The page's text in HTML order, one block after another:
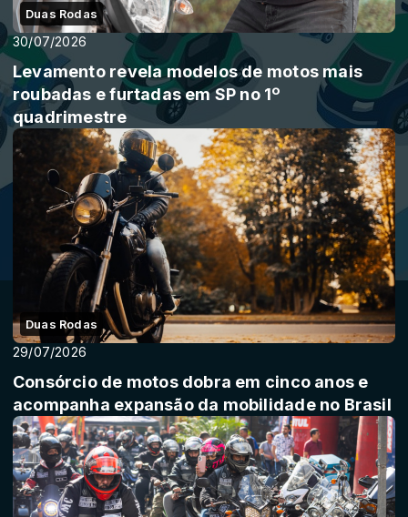
Duas Rodas
30/07/2026
Levamento revela modelos de motos mais
roubadas e furtadas em SP no 1º
quadrimestre
Duas Rodas
29/07/2026
Consórcio de motos dobra em cinco anos e
acompanha expansão da mobilidade no Brasil